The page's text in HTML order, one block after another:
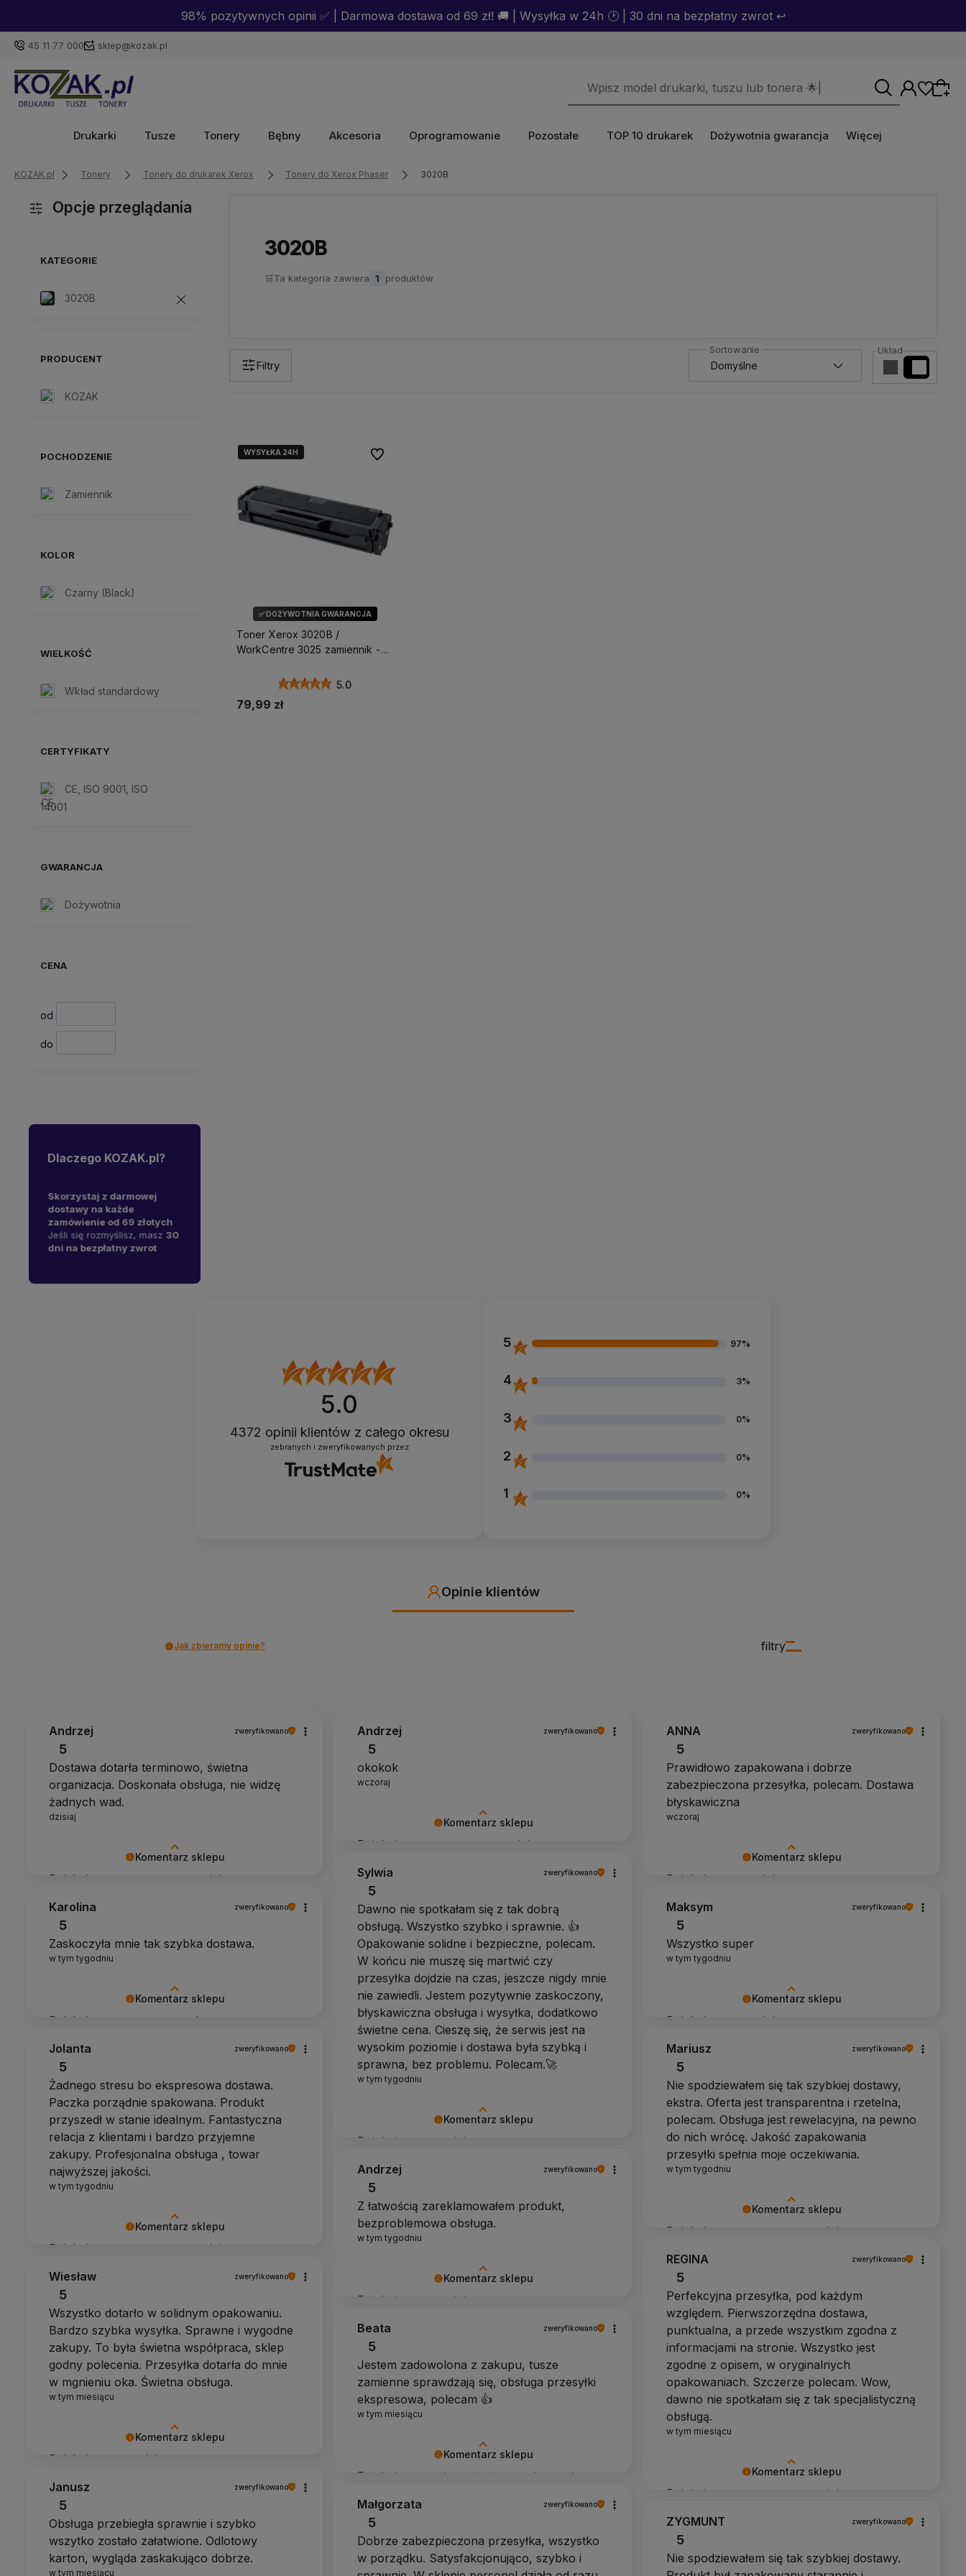
98% pozytywnych opinii ✅ | Darmowa dostawa od 69 zł! 🚚 | Wysyłka w 24h 🕑 | 30 dni na bezpłatny zwrot ↩️
45 11 77 000 sklep@kozak.pl
Drukarki Tusze Tonery Bębny Akcesoria Oprogramowanie Pozostałe TOP 10 drukarek Dożywotnia gwarancja Więcej
KOZAK.pl Tonery Tonery do drukarek Xerox Tonery do Xerox Phaser 3020B
Opcje przeglądania
KATEGORIE
3020B
PRODUCENT
KOZAK
POCHODZENIE
Zamiennik
KOLOR
Czarny (Black)
WIELKOŚĆ
Wkład standardowy
CERTYFIKATY
CE, ISO 9001, ISO
14001
GWARANCJA
Dożywotnia
CENA
od
do
Dlaczego KOZAK.pl?
Skorzystaj z darmowej
dostawy na każde
zamówienie od 69 złotych
Jeśli się rozmyślisz, masz 30
dni na bezpłatny zwrot
3020B
🛒Ta kategoria zawiera 1 produktów
Filtry
Układ
✅ DOŻYWOTNIA GWARANCJA
WYSYŁKA 24H
WYSYŁKA 24H
Toner Xerox 3020B /
WorkCentre 3025 zamiennik -
5.0
79,99 zł
Do ulubionych
5.0
4372 opinii klientów z całego okresu
zebranych i zweryfikowanych przez
5 97%
4 3%
3 0%
2 0%
1 0%
Opinie klientów
filtry
Jak zbieramy opinie?
Komentarz sklepu
Dziękujemy za pozytywną opinię
Andrzej zweryfikowano
5
Dostawa dotarła terminowo, świetna
organizacja. Doskonała obsługa, nie widzę
żadnych wad.
dzisiaj Komentarz sklepu
Dziękujemy za pozytywną opinię
Andrzej zweryfikowano
5
okokok
wczoraj
Komentarz sklepu
Dziękujemy za opinię
ANNA zweryfikowano
5
Prawidłowo zapakowana i dobrze
zabezpieczona przesyłka, polecam. Dostawa
błyskawiczna
wczoraj
Komentarz sklepu
Dziękujemy za opinię
Sylwia zweryfikowano
5
Dawno nie spotkałam się z tak dobrą
obsługą. Wszystko szybko i sprawnie. 👍️
Opakowanie solidne i bezpieczne, polecam.
W końcu nie muszę się martwić czy
przesyłka dojdzie na czas, jeszcze nigdy mnie
nie zawiedli. Jestem pozytywnie zaskoczony,
błyskawiczna obsługa i wysyłka, dodatkowo
świetne cena. Cieszę się, że serwis jest na
wysokim poziomie i dostawa była szybką i
sprawna, bez problemu. Polecam.🚀
w tym tygodniu
Komentarz sklepu
Dziękujemy za pozytywny komentarz
Karolina zweryfikowano
5
Zaskoczyła mnie tak szybka dostawa.
w tym tygodniu
Komentarz sklepu
Dziękujemy za opinię
Maksym zweryfikowano
5
Wszystko super
w tym tygodniu
Komentarz sklepu
Dziękujemy za pozytywną opinię
Jolanta zweryfikowano
5
Żadnego stresu bo ekspresowa dostawa.
Paczka porządnie spakowana. Produkt
przyszedł w stanie idealnym. Fantastyczna
relacja z klientami i bardzo przyjemne
zakupy. Profesjonalna obsługa , towar
najwyższej jakości.
w tym tygodniu
Komentarz sklepu
Dziękujemy za pozytywną opinię
Mariusz zweryfikowano
5
Nie spodziewałem się tak szybkiej dostawy,
ekstra. Oferta jest transparentna i rzetelna,
polecam. Obsługa jest rewelacyjna, na pewno
do nich wrócę. Jakość zapakowania
przesyłki spełnia moje oczekiwania.
w tym tygodniu
Komentarz sklepu
Dziękujemy za opinię
Andrzej zweryfikowano
5
Z łatwością zareklamowałem produkt,
bezproblemowa obsługa.
w tym tygodniu
Komentarz sklepu
Dziękujemy za pozytywną opinię
REGINA zweryfikowano
5
Perfekcyjna przesyłka, pod każdym
względem. Pierwszorzędna dostawa,
punktualna, a przede wszystkim zgodna z
informacjami na stronie. Wszystko jest
zgodne z opisem, w oryginalnych
opakowaniach. Szczerze polecam. Wow,
dawno nie spotkałam się z tak specjalistyczną
obsługą.
w tym miesiącu
Komentarz sklepu
Dziękujemy za opinię
Wiesław zweryfikowano
5
Wszystko dotarło w solidnym opakowaniu.
Bardzo szybka wysyłka. Sprawne i wygodne
zakupy. To była świetna współpraca, sklep
godny polecenia. Przesyłka dotarła do mnie
w mgnieniu oka. Świetna obsługa.
w tym miesiącu
Komentarz sklepu
Dziękujemy za docenienie naszej pracy!
Beata zweryfikowano
5
Jestem zadowolona z zakupu, tusze
zamienne sprawdzają się, obsługa przesyłki
ekspresowa, polecam 👍️
w tym miesiącu
Janusz zweryfikowano
5
Obsługa przebiegła sprawnie i szybko
wszytko zostało załatwione. Odlotowy
karton, wygląda zaskakująco dobrze.
w tym miesiącu
Małgorzata zweryfikowano
5
Dobrze zabezpieczona przesyłka, wszystko
w porządku. Satysfakcjonująco, szybko i
ZYGMUNT zweryfikowano
5
Nie spodziewałem się tak szybkiej dostawy.